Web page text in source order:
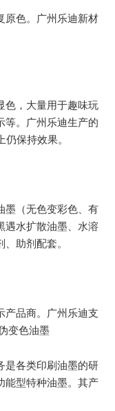
原色。广州乐迪新材
， 大量用于趣味玩
等。广州乐迪生产的
保持效果。
墨（无色变彩色、有
遇水扩散油墨、水溶
助剂配套。
产品商。广州乐迪支
变色油墨
是各类印刷油墨的研
能型特种油墨。其产